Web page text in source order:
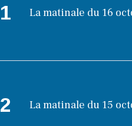
1 La matinale du 16
2 La matinale du 15